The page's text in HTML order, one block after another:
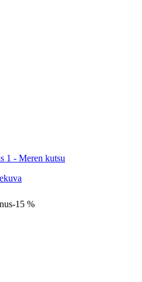
1 - Meren kutsu
-15 %